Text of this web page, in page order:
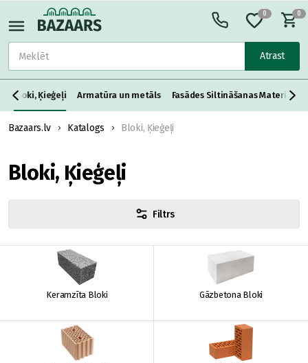
Atrast
0 0
Bloki, Ķieģeļi Armatūra un metāls Fasādes Siltināšanas Materiāli
Bazaars.lv Katalogs Bloki, Ķieģeļi
Bloki, Ķieģeļi
Filtrs
Keramzīta Bloki Gāzbetona Bloki